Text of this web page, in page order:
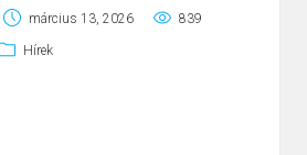
március 13, 2026 839
Hírek